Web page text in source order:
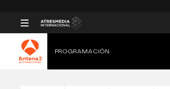
PROGRAMACIÓN